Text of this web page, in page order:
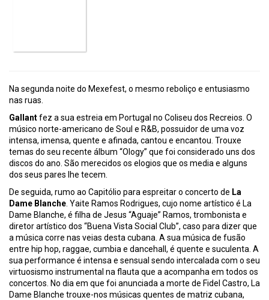
Na segunda noite do Mexefest, o mesmo reboliço e entusiasmo
nas ruas.
Gallantfez a sua estreia em Portugal no Coliseu dos Recreios. O
músico norte-americano de Soul e R&B, possuidor de uma voz
intensa, imensa, quente e afinada, cantou e encantou. Trouxe
temas do seu recente álbum “Ology” que foi considerado uns dos
discos do ano. São merecidos os elogios que os media e alguns
dos seus pares lhe tecem.
De seguida, rumo ao Capitólio para espreitar o concerto de La
Dame Blanche . Yaite Ramos Rodrigues, cujo nome artístico é La
Dame Blanche, é filha de Jesus “Aguaje” Ramos, trombonista e
diretor artístico dos “Buena Vista Social Club”, caso para dizer que
a música corre nas veias desta cubana. A sua música de fusão
entre hip hop, raggae, cumbia e dancehall, é quente e suculenta. A
sua performance é intensa e sensual sendo intercalada com o seu
virtuosismo instrumental na flauta que a acompanha em todos os
concertos. No dia em que foi anunciada a morte de Fidel Castro, La
Dame Blanche trouxe-nos músicas quentes de matriz cubana,